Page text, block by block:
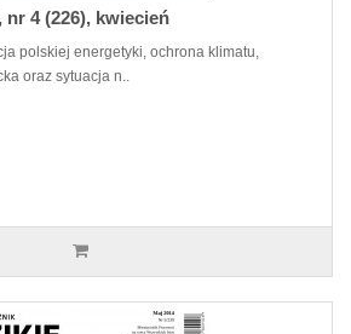
nr 4 (226), kwiecień
polskiej energetyki, ochrona klimatu,
oraz sytuacja n..